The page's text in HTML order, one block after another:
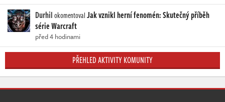
DurhilokomentovalJak vznikl herní fenomén: Skutečný příběh
série Warcraft
před 4 hodinami
PŘEHLED AKTIVITY KOMUNITY